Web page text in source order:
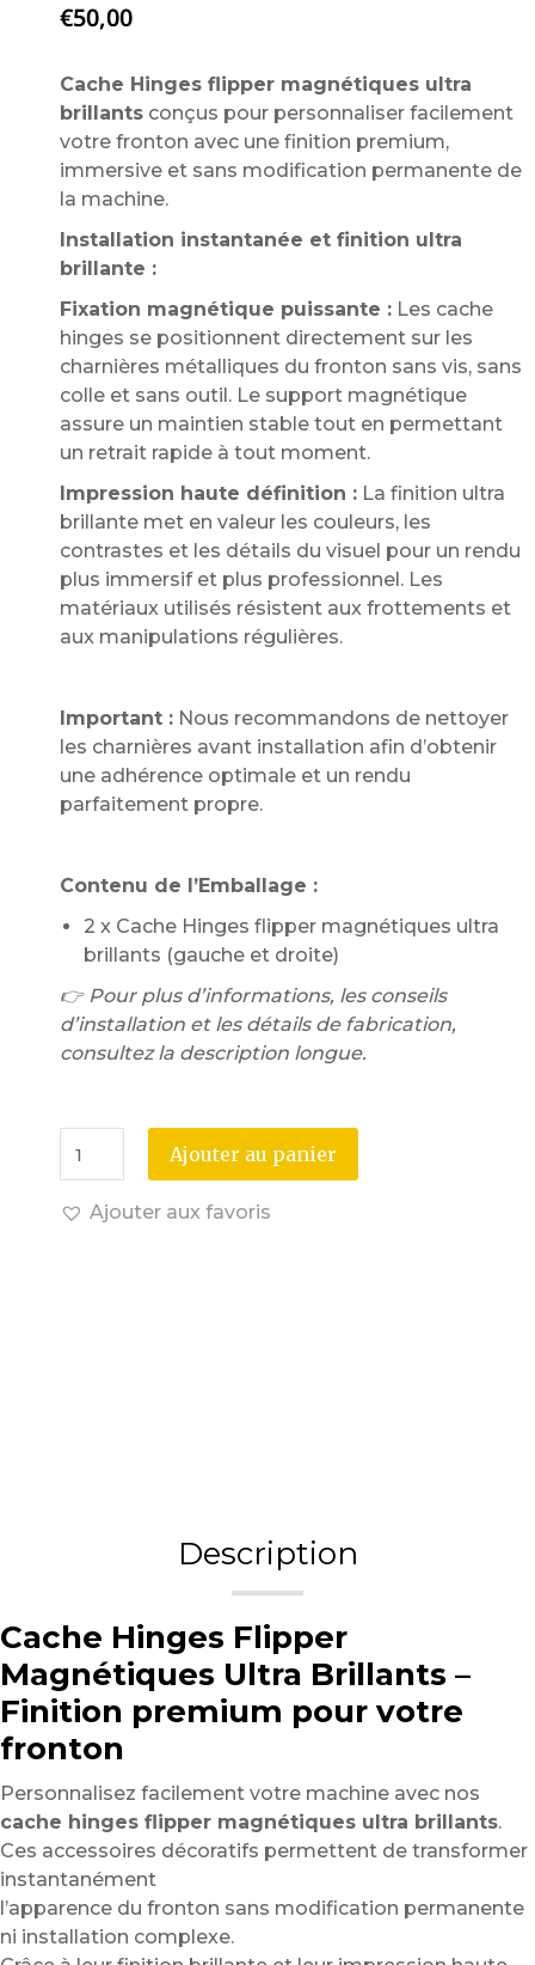
€50,00
Cache Hinges flipper magnétiques ultra
brillants conçus pour personnaliser facilement
votre fronton avec une finition premium,
immersive et sans modification permanente de
la machine.
Installation instantanée et finition ultra
brillante :
Fixation magnétique puissante : Les cache
hinges se positionnent directement sur les
charnières métalliques du fronton sans vis, sans
colle et sans outil. Le support magnétique
assure un maintien stable tout en permettant
un retrait rapide à tout moment.
Impression haute définition : La finition ultra
brillante met en valeur les couleurs, les
contrastes et les détails du visuel pour un rendu
plus immersif et plus professionnel. Les
matériaux utilisés résistent aux frottements et
aux manipulations régulières.
Important : Nous recommandons de nettoyer
les charnières avant installation afin d’obtenir
une adhérence optimale et un rendu
parfaitement propre.
Contenu de l’Emballage :
2 x Cache Hinges flipper magnétiques ultra
brillants (gauche et droite)
👉 Pour plus d’informations, les conseils
d’installation et les détails de fabrication,
consultez la description longue.
Ajouter au panier
Ajouter aux favoris
Description
Cache Hinges Flipper
Magnétiques Ultra Brillants –
Finition premium pour votre
fronton
Personnalisez facilement votre machine avec nos
cache hinges flipper magnétiques ultra brillants.
Ces accessoires décoratifs permettent de transformer
instantanément
l’apparence du fronton sans modification permanente
ni installation complexe.